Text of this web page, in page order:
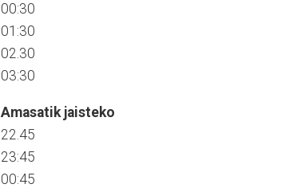
00:30
01:30
02.30
03:30
Amasatik jaisteko
22.45
23:45
00:45